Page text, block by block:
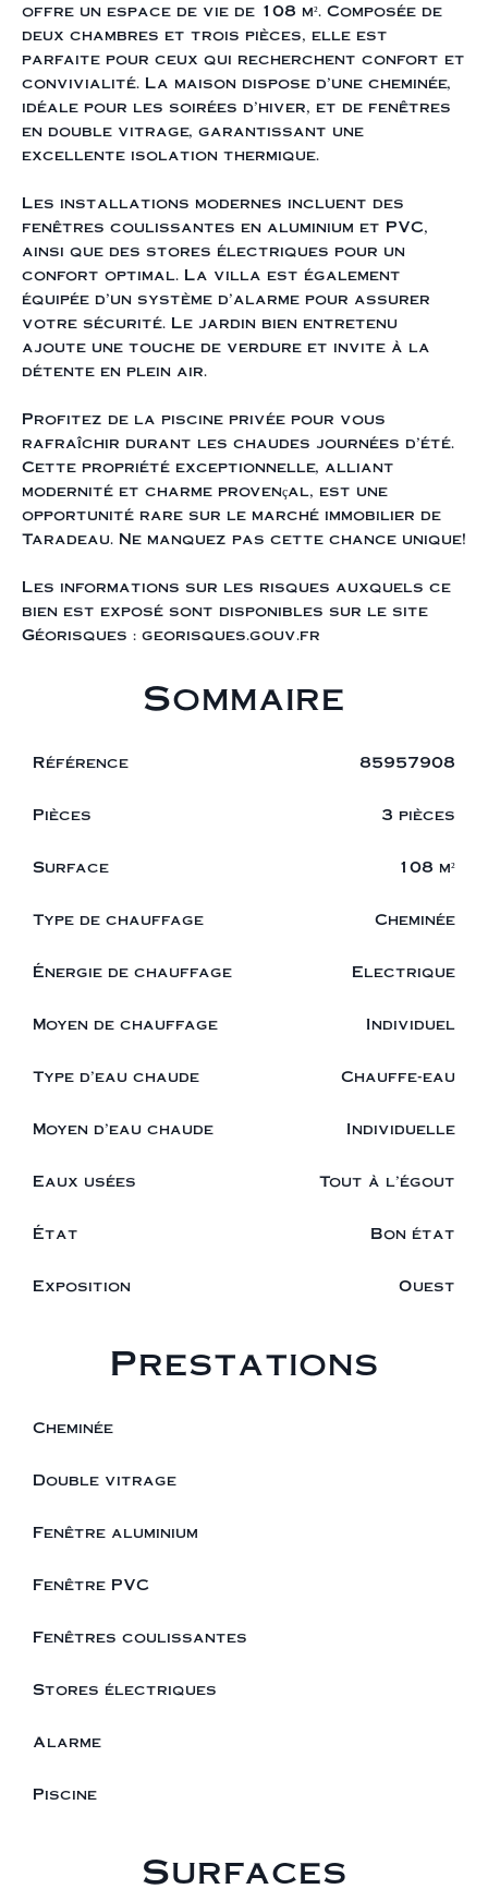
offre un espace de vie de 108 m². Composée de
deux chambres et trois pièces, elle est
parfaite pour ceux qui recherchent confort et
convivialité. La maison dispose d'une cheminée,
idéale pour les soirées d'hiver, et de fenêtres
en double vitrage, garantissant une
excellente isolation thermique.
Les installations modernes incluent des
fenêtres coulissantes en aluminium et PVC,
ainsi que des stores électriques pour un
confort optimal. La villa est également
équipée d'un système d'alarme pour assurer
votre sécurité. Le jardin bien entretenu
ajoute une touche de verdure et invite à la
détente en plein air.
Profitez de la piscine privée pour vous
rafraîchir durant les chaudes journées d'été.
Cette propriété exceptionnelle, alliant
modernité et charme provençal, est une
opportunité rare sur le marché immobilier de
Taradeau. Ne manquez pas cette chance unique!
Les informations sur les risques auxquels ce
bien est exposé sont disponibles sur le site
Géorisques : georisques.gouv.fr
Sommaire
Référence 85957908
Pièces 3 pièces
Surface 108 m²
Type de chauffage Cheminée
Énergie de chauffage Electrique
Moyen de chauffage Individuel
Type d'eau chaude Chauffe-eau
Moyen d'eau chaude Individuelle
Eaux usées Tout à l'égout
État Bon état
Exposition Ouest
Prestations
Cheminée
Double vitrage
Fenêtre aluminium
Fenêtre PVC
Fenêtres coulissantes
Stores électriques
Alarme
Piscine
Surfaces